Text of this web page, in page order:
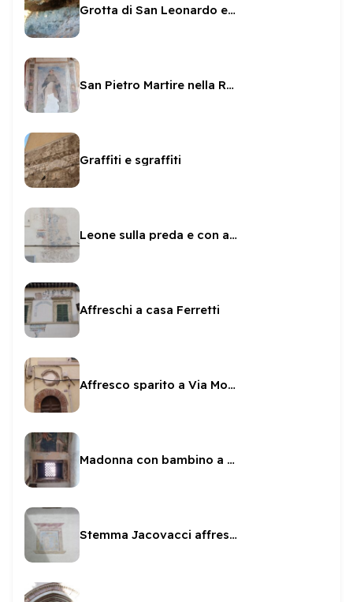
Grotta di San Leonardo ed affreschi
San Pietro Martire nella Rocca
Graffiti e sgraffiti
Leone sulla preda e con asta a Piazza del Mercato
Affreschi a casa Ferretti
Affresco sparito a Via Monterone
Madonna con bambino a S. Angelo
Stemma Jacovacci affrescato su Palazzo Collicola